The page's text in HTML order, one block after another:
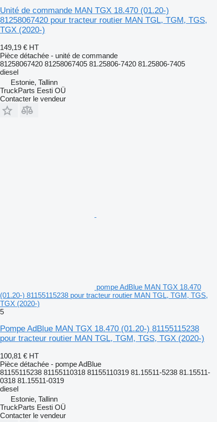
Unité de commande MAN TGX 18.470 (01.20-)
81258067420 pour tracteur routier MAN TGL, TGM, TGS,
TGX (2020-)
149,19 € HT
Pièce détachée - unité de commande
81258067420 81258067405 81.25806-7420 81.25806-7405
diesel
Estonie, Tallinn
TruckParts Eesti OÜ
Contacter le vendeur
pompe AdBlue MAN TGX 18.470
(01.20-) 81155115238 pour tracteur routier MAN TGL, TGM, TGS,
TGX (2020-)
5
Pompe AdBlue MAN TGX 18.470 (01.20-) 81155115238
pour tracteur routier MAN TGL, TGM, TGS, TGX (2020-)
100,81 € HT
Pièce détachée - pompe AdBlue
81155115238 81155110318 81155110319 81.15511-5238 81.15511-
0318 81.15511-0319
diesel
Estonie, Tallinn
TruckParts Eesti OÜ
Contacter le vendeur